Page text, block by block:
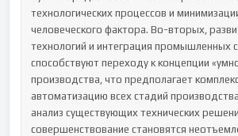
технологических процессов и
человеческого фактора. Во-вторых,
технологий и интеграция промышленных
способствуют переходу к концепции
производства, что предполагает
автоматизацию всех стадий
анализ существующих технических
совершенствование становятся